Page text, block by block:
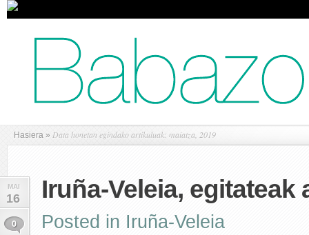
Hasiera » Data honetan egindako artikuluak: maiatza, 2019
MAI
16
0
Iruña-Veleia, egitateak
Posted in Iruña-Veleia